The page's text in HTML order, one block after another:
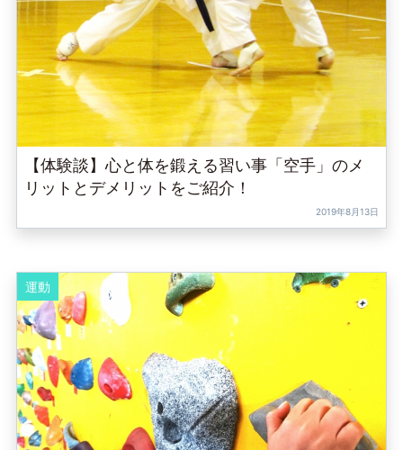
【体験談】心と体を鍛える習い事「空手」のメ
リットとデメリットをご紹介！
2019年8月13日
運動